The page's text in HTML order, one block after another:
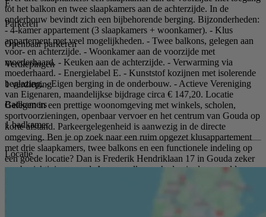
tot het balkon en twee slaapkamers aan de achterzijde. In de
onderbouw bevindt zich een bijbehorende berging. Bijzonderheden:
- 4-kamer appartement (3 slaapkamers + woonkamer). - Klus
appartement met veel mogelijkheden. - Twee balkons, gelegen aan
voor- en achterzijde. - Woonkamer aan de voorzijde met
moederhaard. - Keuken aan de achterzijde. - Verwarming via
moederhaard. - Energielabel E. - Kunststof kozijnen met isolerende
beglazing. - Eigen berging in de onderbouw. - Actieve Vereniging
van Eigenaren, maandelijkse bijdrage circa € 147,20. Locatie
Gelegen in een prettige woonomgeving met winkels, scholen,
sportvoorzieningen, openbaar vervoer en het centrum van Gouda op
korte afstand. Parkeergelegenheid is aanwezig in de directe
omgeving. Ben je op zoek naar een ruim opgezet klusappartement
met drie slaapkamers, twee balkons en een functionele indeling op
een goede locatie? Dan is Frederik Hendriklaan 17 in Gouda zeker
een bezichtiging waard. Aan onvolkomenheden in de vermelde
voor enige onvolledigheid, onjuistheid of anderszins, dan wel de
E
Parkeren
Openbaar parkeren
Verdiepingen
1 verdieping
Badkamers
1 badkamer
Locatie